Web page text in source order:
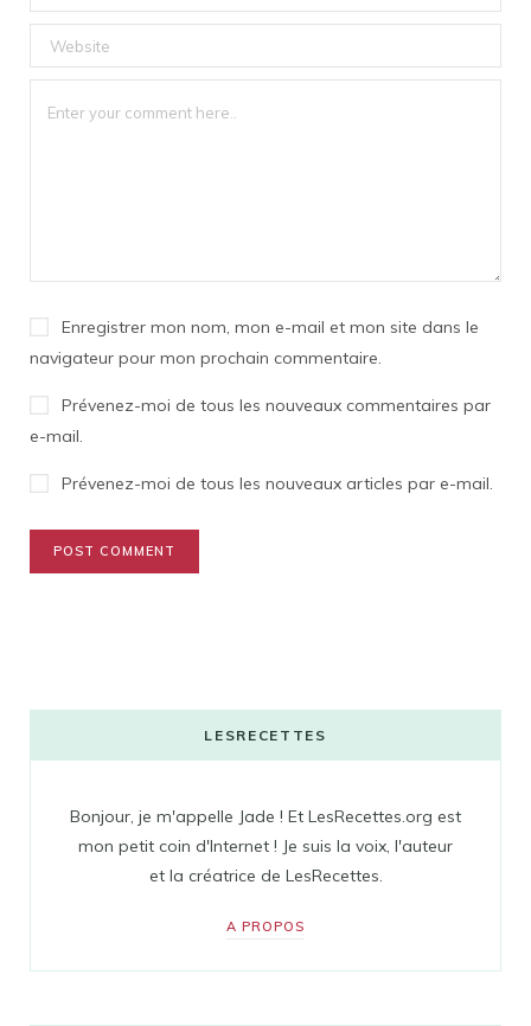
Enregistrer mon nom, mon e-mail et mon site dans le
navigateur pour mon prochain commentaire.
Prévenez-moi de tous les nouveaux commentaires par
e-mail.
Prévenez-moi de tous les nouveaux articles par e-mail.
LESRECETTES
Bonjour, je m'appelle Jade ! Et LesRecettes.org est
mon petit coin d'Internet ! Je suis la voix, l'auteur
et la créatrice de LesRecettes.
A PROPOS